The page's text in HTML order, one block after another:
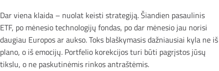
Dar viena klaida – nuolat keisti strategiją. Šiandien pasaulinis
ETF, po mėnesio technologijų fondas, po dar mėnesio jau norisi
daugiau Europos ar aukso. Toks blaškymasis dažniausiai kyla ne iš
plano, o iš emocijų. Portfelio korekcijos turi būti pagrįstos jūsų
tikslu, o ne paskutinėmis rinkos antraštėmis.